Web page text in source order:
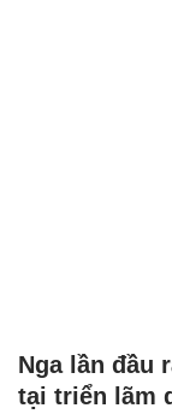
Nga lần đầu
tại triển lãm